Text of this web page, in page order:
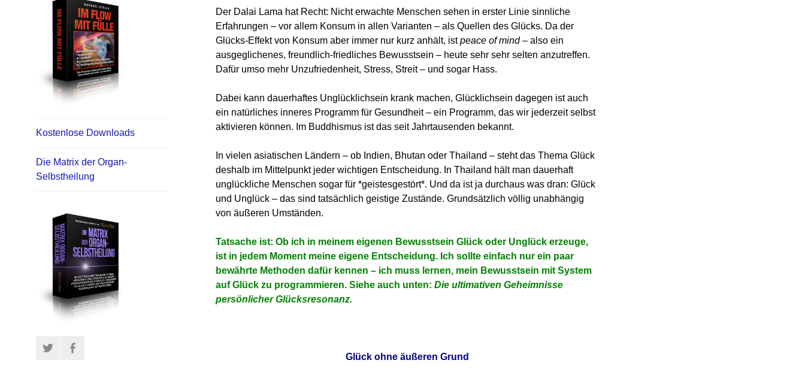
Kostenlose Downloads
Die Matrix der Organ-
Selbstheilung
Twitter
Der Dalai Lama hat Recht: Nicht erwachte Menschen sehen in erster Linie sinnliche
Erfahrungen – vor allem Konsum in allen Varianten – als Quellen des Glücks. Da der
Glücks-Effekt von Konsum aber immer nur kurz anhält, istpeace of mind– also ein
ausgeglichenes, freundlich-friedliches Bewusstsein – heute sehr sehr selten anzutreffen.
Dafür umso mehr Unzufriedenheit, Stress, Streit – und sogar Hass.
Dabei kann dauerhaftes Unglücklichsein krank machen, Glücklichsein dagegen ist auch
ein natürliches inneres Programm für Gesundheit – ein Programm, das wir jederzeit selbst
aktivieren können. Im Buddhismus ist das seit Jahrtausenden bekannt.
In vielen asiatischen Ländern – ob Indien, Bhutan oder Thailand – steht das Thema Glück
deshalb im Mittelpunkt jeder wichtigen Entscheidung. In Thailand hält man dauerhaft
unglückliche Menschen sogar für *geistesgestört*. Und da ist ja durchaus was dran: Glück
und Unglück – das sind tatsächlich geistige Zustände. Grundsätzlich völlig unabhängig
von äußeren Umständen.
Tatsache ist: Ob ich in meinem eigenen Bewusstsein Glück oder Unglück erzeuge,
ist in jedem Moment meine eigene Entscheidung. Ich sollte einfach nur ein paar
bewährte Methoden dafür kennen – ich muss lernen, mein Bewusstsein mit System
auf Glück zu programmieren. Siehe auch unten: Die ultimativen Geheimnisse
persönlicher Glücksresonanz.
Glück ohne äußeren Grund